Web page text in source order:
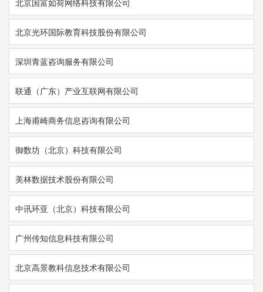
北京国富如荷网络科技有限公司
北京光环国际教育科技股份有限公司
深圳青蓝咨询服务有限公司
联通（广东）产业互联网有限公司
上海甫崎商务信息咨询有限公司
御数坊（北京）科技有限公司
美林数据技术股份有限公司
中讯环亚（北京）科技有限公司
广州传知信息科技有限公司
北京高景教科信息技术有限公司